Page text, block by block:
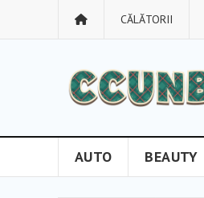
CĂLĂTORII
AUTO BEAUTY